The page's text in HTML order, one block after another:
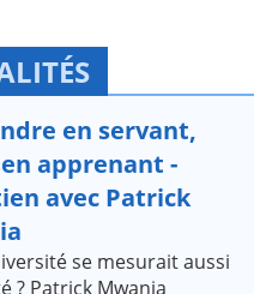
en servant,
apprenant -
avec Patrick
se mesurait aussi
? Patrick Mwania